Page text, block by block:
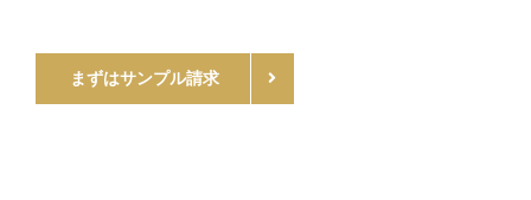
まずはサンプル請求